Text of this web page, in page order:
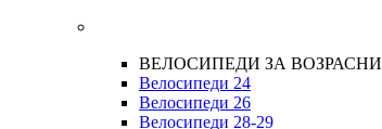
ВЕЛОСИПЕДИ ЗА ВОЗРАСНИ
Велосипеди 24
Велосипеди 26
Велосипеди 28-29